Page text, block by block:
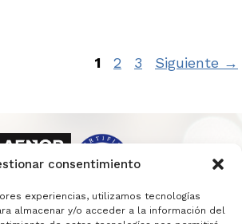
consentimiento
experiencias, utilizamos tecnologías
almacenar y/o acceder a la información del
Página
1 Página
2 Página
3 Siguiente →